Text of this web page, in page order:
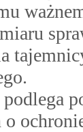
podlega
o